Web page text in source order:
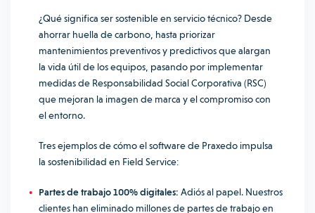
¿Qué significa ser sostenible en servicio técnico? Desde
ahorrar huella de carbono, hasta priorizar
mantenimientos preventivos y predictivos que alargan
la vida útil de los equipos, pasando por implementar
medidas de Responsabilidad Social Corporativa (RSC)
que mejoran la imagen de marca y el compromiso con
el entorno.
Tres ejemplos de cómo el software de Praxedo impulsa
la sostenibilidad en Field Service:
Partes de trabajo 100% digitales: Adiós al papel. Nuestros
clientes han eliminado millones de partes de trabajo en